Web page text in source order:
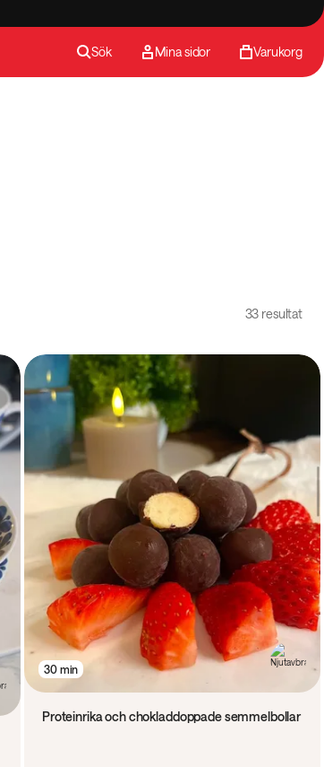
Sök Mina sidor Varukorg
33 resultat
30 min
Proteinrika och chokladdoppade semmelbollar